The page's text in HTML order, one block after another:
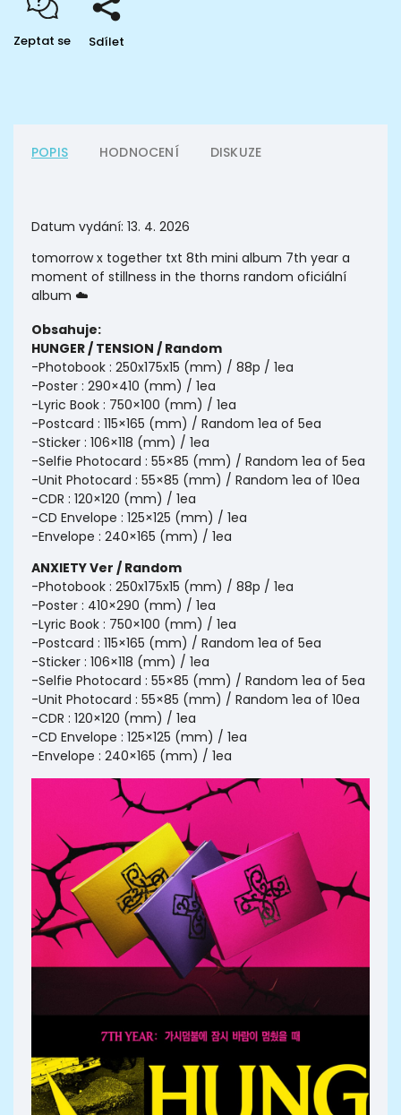
Zeptat se Sdílet
POPIS HODNOCENÍ DISKUZE
Datum vydání: 13. 4. 2026
tomorrow x together txt 8th mini album 7th year a
moment of stillness in the thorns random oficiální
album ☁️
Obsahuje:
HUNGER / TENSION / Random
-Photobook : 250x175x15 (mm) / 88p / 1ea
-Poster : 290×410 (mm) / 1ea
-Lyric Book : 750×100 (mm) / 1ea
-Postcard : 115×165 (mm) / Random 1ea of 5ea
-Sticker : 106×118 (mm) / 1ea
-Selfie Photocard : 55×85 (mm) / Random 1ea of 5ea
-Unit Photocard : 55×85 (mm) / Random 1ea of 10ea
-CDR : 120×120 (mm) / 1ea
-CD Envelope : 125×125 (mm) / 1ea
-Envelope : 240×165 (mm) / 1ea
ANXIETY Ver / Random
-Photobook : 250x175x15 (mm) / 88p / 1ea
-Poster : 410×290 (mm) / 1ea
-Lyric Book : 750×100 (mm) / 1ea
-Postcard : 115×165 (mm) / Random 1ea of 5ea
-Sticker : 106×118 (mm) / 1ea
-Selfie Photocard : 55×85 (mm) / Random 1ea of 5ea
-Unit Photocard : 55×85 (mm) / Random 1ea of 10ea
-CDR : 120×120 (mm) / 1ea
-CD Envelope : 125×125 (mm) / 1ea
-Envelope : 240×165 (mm) / 1ea